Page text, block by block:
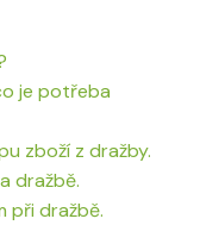
je potřeba
zboží z dražby.
dražbě.
při dražbě.